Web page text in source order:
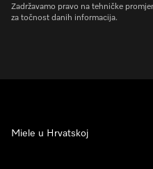
Zadržavamo pravo na tehničke
za točnost danih informacija.
Miele u Hrvatskoj